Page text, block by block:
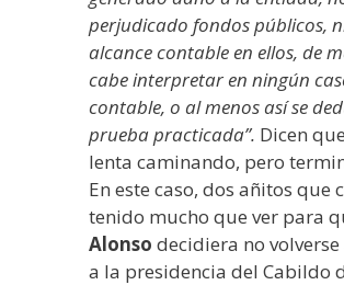
perjudicado fondos públicos,
alcance contable en ellos, de
cabe interpretar en ningún
contable, o al menos así se
prueba practicada”. Dicen
lenta caminando, pero
En este caso, dos añitos que
tenido mucho que ver para
Alonso decidiera no
a la presidencia del Cabildo